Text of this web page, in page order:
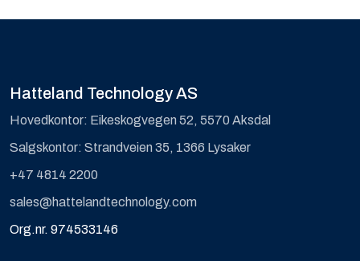
Hatteland Technology AS
Hovedkontor: Eikeskogvegen 52, 5570 Aksdal
Salgskontor: Strandveien 35, 1366 Lysaker
+47 4814 2200
sales@hattelandtechnology.com
Org.nr. 974533146